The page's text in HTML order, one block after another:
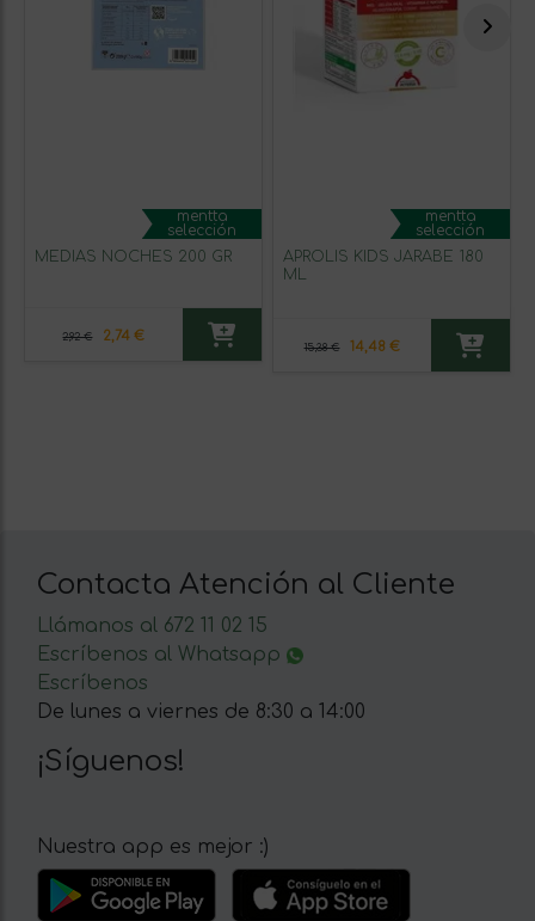
mentta
selección
MEDIAS NOCHES 200 GR
2,92 € 2,74 €
mentta
selección
APROLIS KIDS JARABE 180
ML
15,38 € 14,48 €
Contacta Atención al Cliente
Llámanos al 672 11 02 15
Escríbenos al Whatsapp
Escríbenos
De lunes a viernes de 8:30 a 14:00
¡Síguenos!
Nuestra app es mejor :)